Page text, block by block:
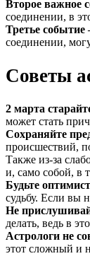
Второе важное
соединении, в
Третье
соединении,
Советы
2 марта
может стать
Сохраняйте
происшествий,
Также из-за
и, само собой, в
Будьте
судьбу. Если вы
Не
делать, ведь в
Астрологи не
этот сложный и